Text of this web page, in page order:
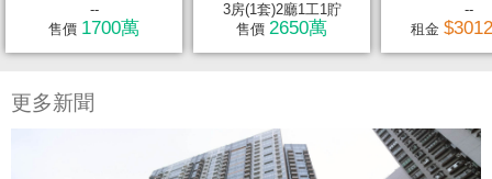
--
售價 1700萬
3房(1套)2廳1工1貯
售價 2650萬
--
租金
更多新聞